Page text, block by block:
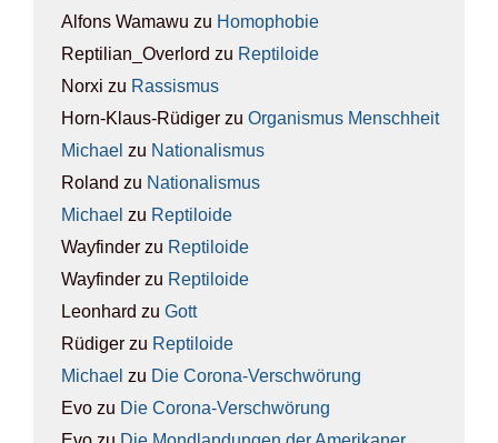
Alfons Wamawu zu Homo­pho­bie
Reptilian_Overlord zu Rep­ti­lo­ide
Norxi zu Ras­sis­mus
Horn-Klaus-Rüdiger zu Orga­nis­mus Mensch­heit
Michael zu Natio­na­lis­mus
Roland zu Natio­na­lis­mus
Michael zu Rep­ti­lo­ide
Wayfinder zu Rep­ti­lo­ide
Wayfinder zu Rep­ti­lo­ide
Leonhard zu Gott
Rüdiger zu Rep­ti­lo­ide
Michael zu Die Coro­na-Ver­schwö­rung
Evo zu Die Coro­na-Ver­schwö­rung